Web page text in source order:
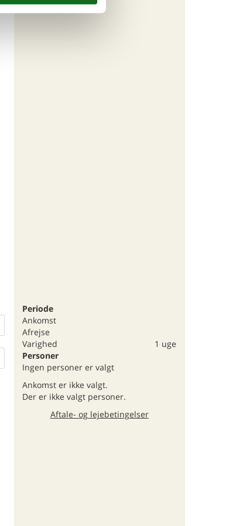
Periode
Ankomst
Afrejse
Varighed
1 uge
Personer
Ingen personer er valgt
Ankomst er ikke valgt.
Der er ikke valgt personer.
Aftale- og lejebetingelser